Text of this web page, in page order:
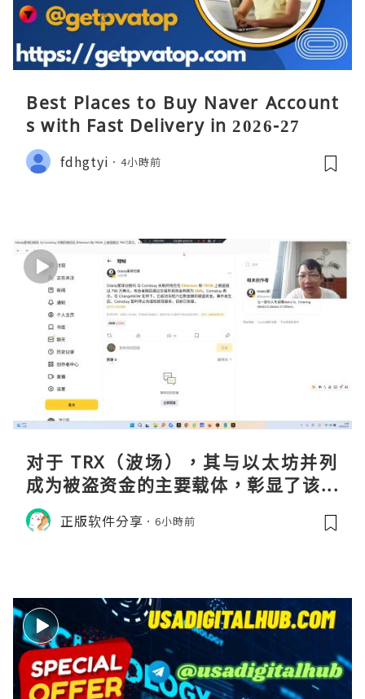
Best Places to Buy Naver Account
s with Fast Delivery in 2026-27
fdhgtyi 4小時前
对于 TRX（波场），其与以太坊并列
成为被盗资金的主要载体，彰显了该网
络在加密金融领域的巨大流动性与渗透
率。黑客选择在波场上进行大规模操
正版软件分享 6小時前